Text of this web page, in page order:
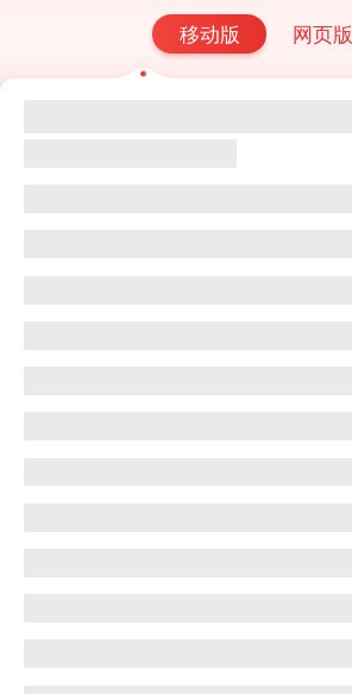
移动版 网页版